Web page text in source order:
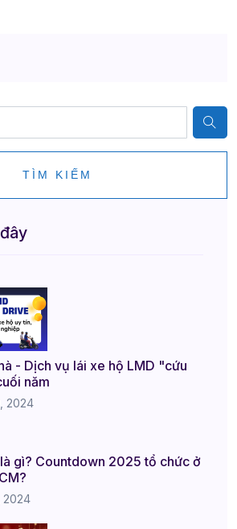
TÌM KIẾM
- Dịch vụ lái xe hộ LMD "cứu
năm
2024
gì? Countdown 2025 tổ chức ở
2024